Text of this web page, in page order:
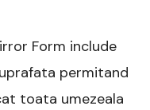
Form include
permitand
toata umezeala